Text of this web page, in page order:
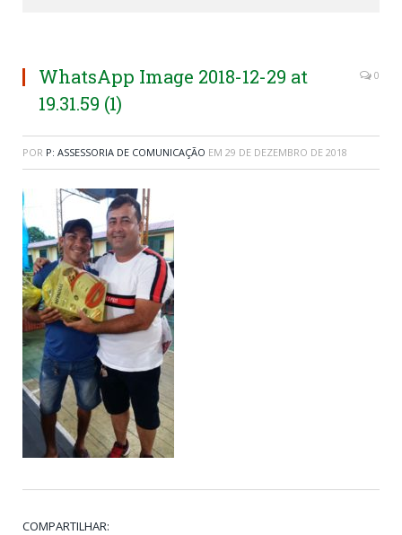
WhatsApp Image 2018-12-29 at
19.31.59 (1)
0
POR P: ASSESSORIA DE COMUNICAÇÃO EM 29 DE DEZEMBRO DE 2018
COMPARTILHAR: